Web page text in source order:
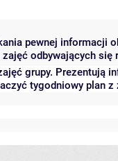
pewnej informacji
odbywających się
grupy. Prezentują
tygodniowy plan